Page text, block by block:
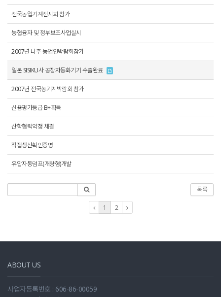
전국농업기계전시회 참가
농협융자 및 정부보조사업실시
2007년 나주 농업인박람회참가
일본 SISIKU사 공장자동화기기 수출완료
2007년 전국농기계박람회 참가
신용평가등급 B+획득
산학협력약정 체결
직접생산확인증명
유압자동덤프(개량형)개발
목록
1 2
ABOUT US
사업자등록번호 : 606-86-00059